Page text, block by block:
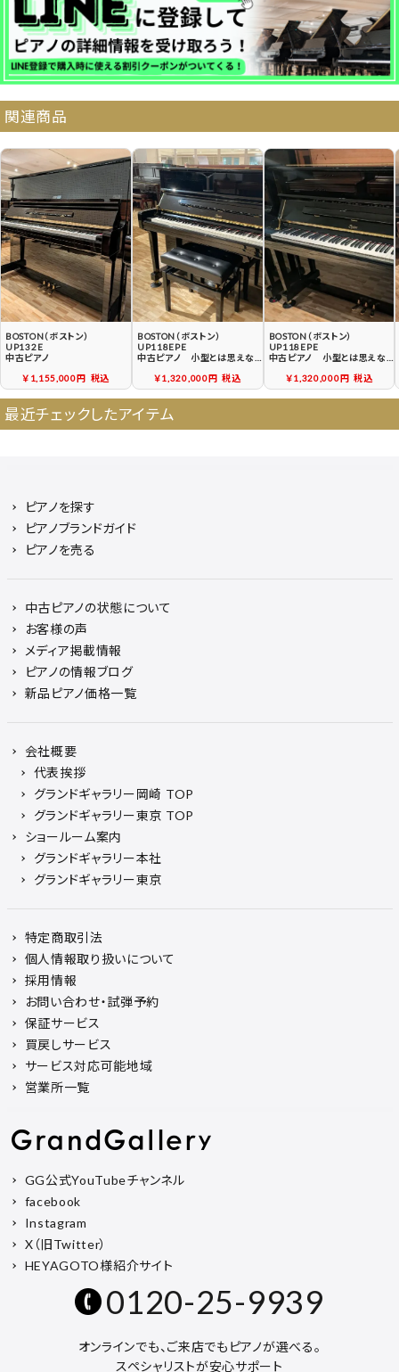
納品・サービス・消音取付可能エリア
よくある質問 送料について
契約後の流れ 保証サービス
中古ピアノ買戻しサービ
ス
中古ピアノの状態につい
て
関連商品
BOSTON（ボストン）
UP132E
中古ピアノ
￥1,155,000円
税込
BOSTON（ボストン）
UP118EPE
中古ピアノ 小型とは思えな
￥1,320,000円 税込
BOSTON（ボストン）
UP118EPE
中古ピアノ 小型とは思えな
￥1,320,000円 税込
最近チェックしたアイテム
ピアノを探す
ピアノブランドガイド
ピアノを売る
中古ピアノの状態について
お客様の声
メディア掲載情報
ピアノの情報ブログ
新品ピアノ価格一覧
会社概要
代表挨拶
グランドギャラリー岡崎 TOP
グランドギャラリー東京 TOP
ショールーム案内
グランドギャラリー本社
グランドギャラリー東京
特定商取引法
個人情報取り扱いについて
採用情報
お問い合わせ・試弾予約
保証サービス
買戻しサービス
サービス対応可能地域
営業所一覧
GG公式YouTubeチャンネル
facebook
Instagram
X（旧Twitter）
HEYAGOTO様紹介サイト
0120-25-9939
オンラインでも、ご来店でもピアノが選べる。
スペシャリストが安心サポート